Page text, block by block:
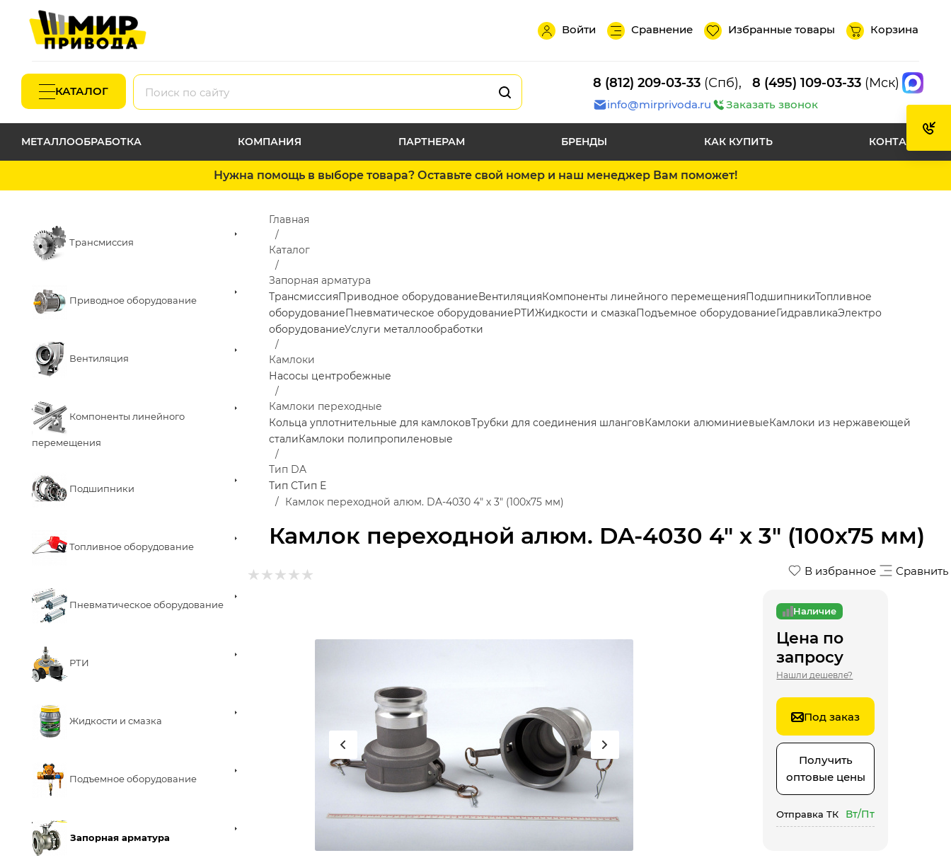
Войти Сравнение Избранные товары Корзина
КАТАЛОГ
8 (812) 209-03-33 (Спб), 8 (495) 109-03-33 (Мск)
info@mirprivoda.ru Заказать звонок
МЕТАЛЛООБРАБОТКА КОМПАНИЯ ПАРТНЕРАМ БРЕНДЫ КАК КУПИТЬ КОНТАКТЫ
Нужна помощь в выборе товара? Оставьте свой номер и наш менеджер Вам поможет!
Трансмиссия
Приводное оборудование
Вентиляция
Компоненты линейного
перемещения
Подшипники
Топливное оборудование
Пневматическое оборудование
РТИ
Жидкости и смазка
Подъемное оборудование
Запорная арматура
Камлок переходной алюм. DA-4030 4" х 3" (100х75 мм)
Главная
Каталог
Запорная арматура
ТрансмиссияПриводное оборудованиеВентиляцияКомпоненты линейного перемещенияПодшипникиТопливное
оборудованиеПневматическое оборудованиеРТИЖидкости и смазкаПодъемное оборудованиеГидравликаЭлектро
оборудованиеУслуги металлообработки
Камлоки
Насосы центробежные
Камлоки переходные
Кольца уплотнительные для камлоковТрубки для соединения шланговКамлоки алюминиевыеКамлоки из нержавеющей
сталиКамлоки полипропиленовые
Тип DA
Тип СТип Е
Камлок переходной алюм. DA-4030 4" х 3" (100х75 мм)
В избранное Сравнить
Наличие
Цена по
запросу
Нашли дешевле?
Под заказ
Получить
оптовые цены
Отправка ТК Вт/Пт